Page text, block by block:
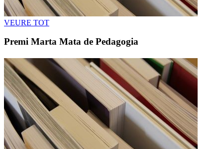
VEURE TOT
Premi Marta Mata de Pedagogia